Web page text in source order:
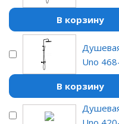
В корзину
Uno
В корзину